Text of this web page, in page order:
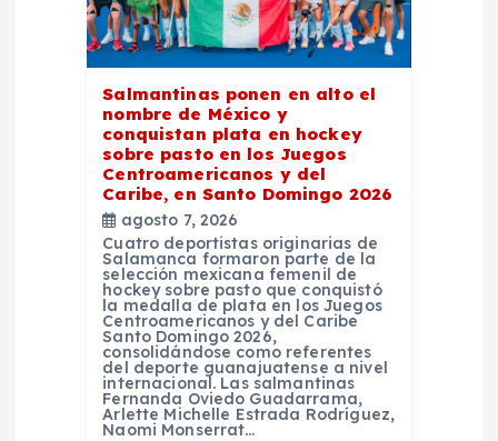
Salmantinas ponen en alto el
nombre de México y
conquistan plata en hockey
sobre pasto en los Juegos
Centroamericanos y del
Caribe, en Santo Domingo 2026
agosto 7, 2026
Cuatro deportistas originarias de
Salamanca formaron parte de la
selección mexicana femenil de
hockey sobre pasto que conquistó
la medalla de plata en los Juegos
Centroamericanos y del Caribe
Santo Domingo 2026,
consolidándose como referentes
del deporte guanajuatense a nivel
internacional. Las salmantinas
Fernanda Oviedo Guadarrama,
Arlette Michelle Estrada Rodríguez,
Naomi Monserrat…